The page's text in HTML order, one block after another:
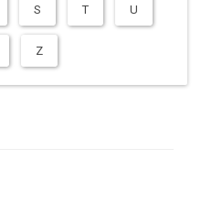
S T U
Z